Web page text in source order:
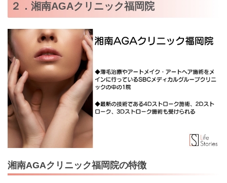
２．湘南AGAクリニック福岡院
湘南AGAクリニック福岡院の特徴